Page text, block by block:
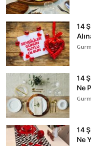
14
14
Ne
14
Ne